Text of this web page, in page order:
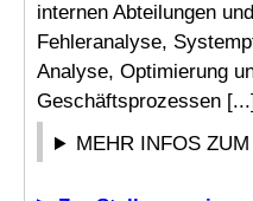
internen Abteilungen
Fehleranalyse,
Analyse, Optimierung
Geschäftsprozessen
MEHR INFOS